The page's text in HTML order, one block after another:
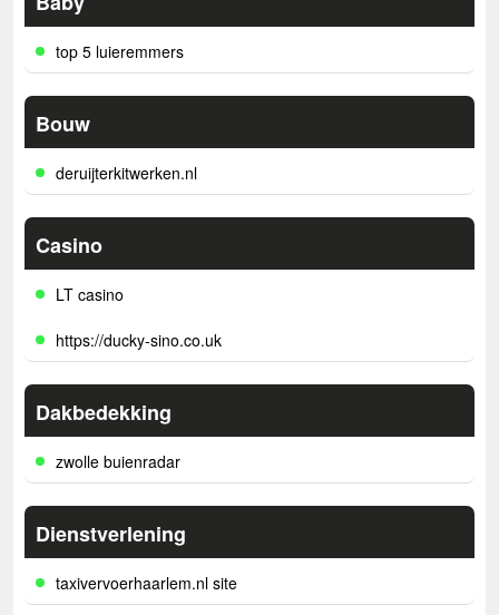
top 5 luieremmers
Bouw
deruijterkitwerken.nl
Casino
LT casino
https://ducky-sino.co.uk
Dakbedekking
zwolle buienradar
Dienstverlening
taxivervoerhaarlem.nl site